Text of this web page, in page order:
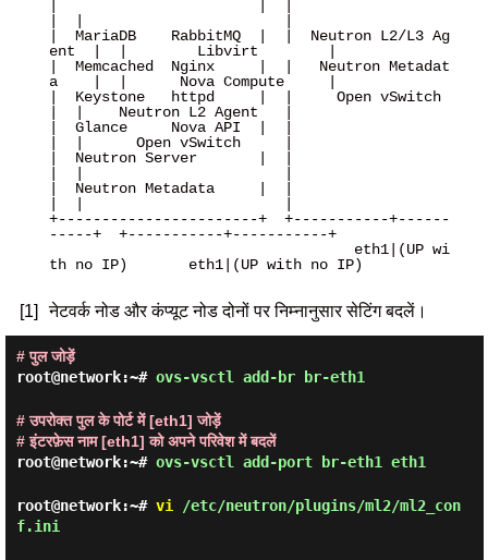
|  MariaDB    RabbitMQ  |  |  Neutron L2/L3 Ag
ent  |  |        Libvirt        |
|  Memcached  Nginx     |  |   Neutron Metadat
a    |  |      Nova Compute     |
|  Keystone   httpd     |  |     Open vSwitch
|  |    Neutron L2 Agent   |
|  Glance     Nova API  |  |
|  |      Open vSwitch     |
|  Neutron Server       |  |
|  Neutron Metadata     |  |
+-----------------------+  +-----------+------
-----+  +-----------+-----------+
th no IP)       eth1|(UP with no IP)
[1] नेटवर्क नोड और कंप्यूट नोड दोनों पर निम्नानुसार सेटिंग बदलें।
# पुल जोड़ें
root@network:~# ovs-vsctl add-br br-eth1
# उपरोक्त पुल के पोर्ट में [eth1] जोड़ें
# इंटरफ़ेस नाम [eth1] को अपने परिवेश में बदलें
root@network:~# ovs-vsctl add-port br-eth1 eth1
root@network:~# vi /etc/neutron/plugins/ml2/ml2_con
f.ini